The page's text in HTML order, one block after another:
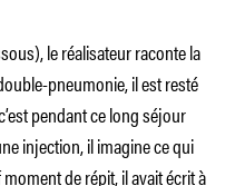
le réalisateur raconte la
pneumonie, il est resté
pendant ce long séjour
injection, il imagine ce qui
de répit, il avait écrit à